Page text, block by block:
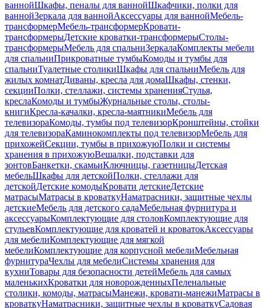
ваннойШкафы, пеналы для ваннойШкафчики, полки для
ваннойЗеркала для ваннойАксессуары для ваннойМебель-
трансформерМебель-трансформерКровати-
трансформерыДетские кроватки-трансформерыСтолы-
трансформерыМебель для спальниЗеркалаКомплекты мебели
для спальниПрикроватные тумбыКомоды и тумбы для
спальниТуалетные столикиШкафы для спальниМебель для
жилых комнатДиваны, кресла для домаШкафы, стенки,
секцииПолки, стеллажи, системы храненияСтулья,
креслаКомоды и тумбыЖурнальные столы, столы-
книгиКресла-качалки, кресла-маятникиМебель для
телевизораКомоды, тумбы под телевизорКронштейны, стойки
для телевизораКаминокомплекты под телевизорМебель для
прихожейСекции, тумбы в прихожуюПолки и системы
хранения в прихожуюВешалки, подставки для
зонтовБанкетки, скамьиКлючницы, газетницыДетская
мебельШкафы для детскойПолки, стеллажи для
детскойДетские комодыКровати детскиеДетские
матрасыМатрасы в кроваткуНаматрасники, защитные чехлы
детскиеМебель для детского садаМебельная фурнитура и
аксессуарыКомплектующие для столовКомплектующие для
стульевКомплектующие для кроватей и кроватокАксессуары
для мебелиКомплектующие для мягкой
мебелиКомплектующие для корпусной мебелиМебельная
фурнитураЧехлы для мебелиСистемы хранения для
кухниТовары для безопасности детейМебель для самых
маленькихКроватки для новорожденныхПеленальные
столики, комоды, матрасыМанежи, кровати-манежиМатрасы в
кроваткуНаматрасники, защитные чехлы в кроваткуСадовая